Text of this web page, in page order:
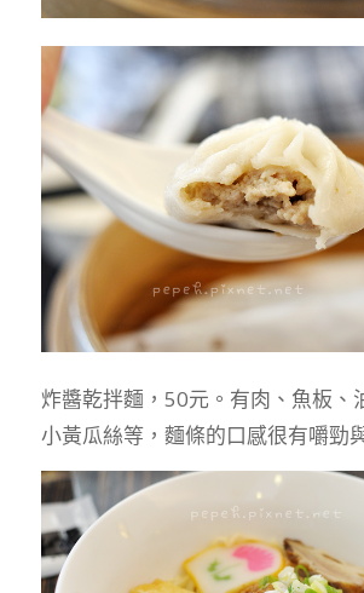
炸醬乾拌麵，50元。有肉、魚板、
小黃瓜絲等，麵條的口感很有嚼勁